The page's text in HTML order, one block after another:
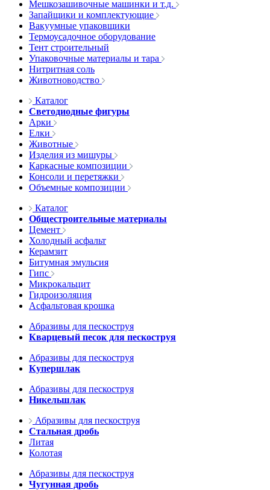
Мешкозашивочные машинки и т.д.
Запайщики и комплектующие
Вакуумные упаковщики
Термоусадочное оборудование
Тент строительный
Упаковочные материалы и тара
Нитритная соль
Животноводство
Каталог
Светодиодные фигуры
Арки
Елки
Животные
Изделия из мишуры
Каркасные композиции
Консоли и перетяжки
Объемные композиции
Каталог
Общестроительные материалы
Цемент
Холодный асфальт
Керамзит
Битумная эмульсия
Гипс
Микрокальцит
Гидроизоляция
Асфальтовая крошка
Абразивы для пескоструя
Кварцевый песок для пескоструя
Абразивы для пескоструя
Купершлак
Абразивы для пескоструя
Никельшлак
Абразивы для пескоструя
Стальная дробь
Литая
Колотая
Абразивы для пескоструя
Чугунная дробь